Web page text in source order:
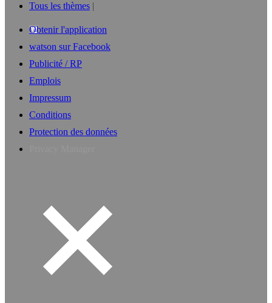
Tous les thèmes
Obtenir l'application
watson sur Facebook
Publicité / RP
Emplois
Impressum
Conditions
Protection des données